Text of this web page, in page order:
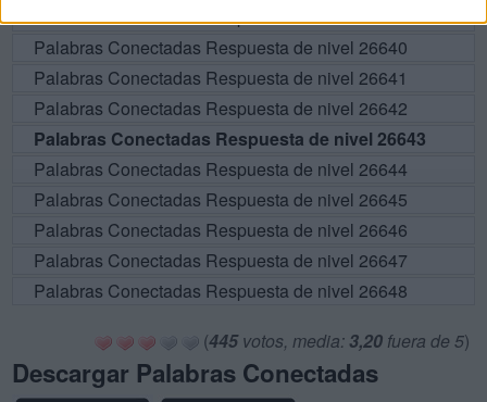
Palabras Conectadas Respuesta de nivel 26639
Palabras Conectadas Respuesta de nivel 26640
Palabras Conectadas Respuesta de nivel 26641
Palabras Conectadas Respuesta de nivel 26642
Palabras Conectadas Respuesta de nivel 26643
Palabras Conectadas Respuesta de nivel 26644
Palabras Conectadas Respuesta de nivel 26645
Palabras Conectadas Respuesta de nivel 26646
Palabras Conectadas Respuesta de nivel 26647
Palabras Conectadas Respuesta de nivel 26648
(445votos, media: 3,20 fuera de 5)
Descargar Palabras Conectadas